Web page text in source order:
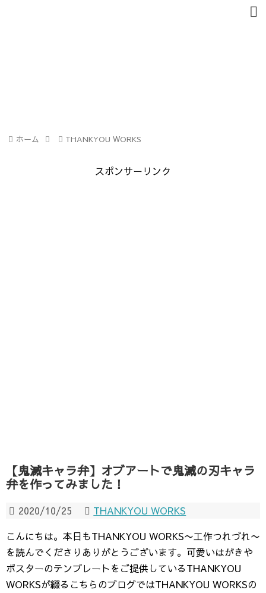
ホーム THANKYOU WORKS
スポンサーリンク
【鬼滅キャラ弁】オブアートで鬼滅の刃キャラ
弁を作ってみました！
2020/10/25
THANKYOU WORKS
こんにちは。本日もTHANKYOU WORKS〜工作つれづれ〜
を読んでくださりありがとうございます。可愛いはがきや
ポスターのテンプレートをご提供しているTHANKYOU
WORKSが綴るこちらのブログではTHANKYOU WORKSの